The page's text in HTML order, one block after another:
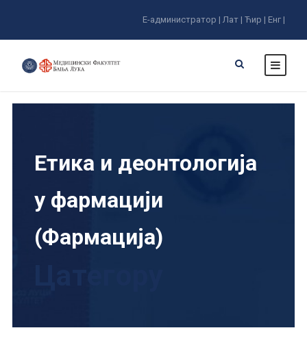
Е-администратор | Лат | Ћир | Енг |
Етика и деонтологија
у фармацији
(Фармација)